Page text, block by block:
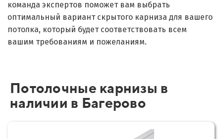
команда экспертов поможет вам выбрать
оптимальный вариант скрытого карниза для вашего
потолка, который будет соответствовать всем
вашим требованиям и пожеланиям.
Потолочные карнизы в
наличии в Багерово